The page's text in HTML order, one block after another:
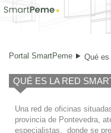
Qué es SmartPeme
Portal SmartPeme Qué
QUÉ ES LA RED
Una red de oficinas
provincia de Pontevedra,
especialistas, donde se